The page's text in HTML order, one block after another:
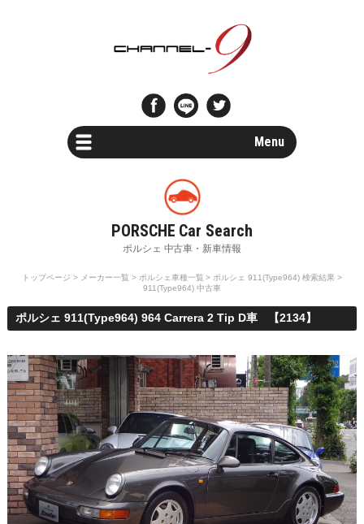
Menu
販売店・専門店情報
Maintenance
整備・メンテナンス工場
Report
ポルシェ探訪
トップページ > メーカー一覧 > ポルシェ車種一覧 > ポルシェ 911(Type964) 検索結果 >
911(Type964) 中古車
ポルシェ 911(Type964) 964 Carrera 2 Tip D車 【2134】